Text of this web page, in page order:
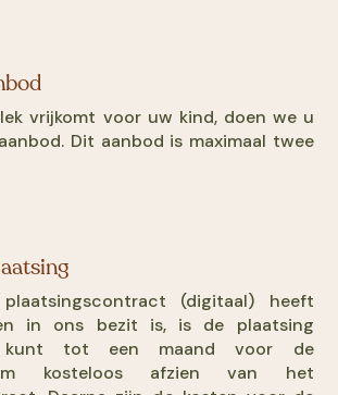
vrijkomt voor uw kind, doen we u
Dit aanbod is maximaal twee
(digitaal) heeft
in ons bezit is, is de plaatsing
kunt tot een maand voor de
kosteloos afzien van het